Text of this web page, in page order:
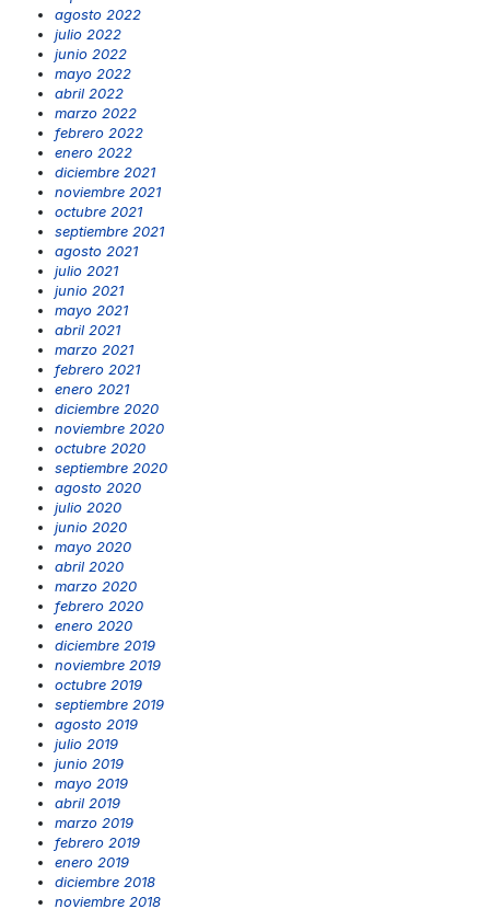
agosto 2022
julio 2022
junio 2022
mayo 2022
abril 2022
marzo 2022
febrero 2022
enero 2022
diciembre 2021
noviembre 2021
octubre 2021
septiembre 2021
agosto 2021
julio 2021
junio 2021
mayo 2021
abril 2021
marzo 2021
febrero 2021
enero 2021
diciembre 2020
noviembre 2020
octubre 2020
septiembre 2020
agosto 2020
julio 2020
junio 2020
mayo 2020
abril 2020
marzo 2020
febrero 2020
enero 2020
diciembre 2019
noviembre 2019
octubre 2019
septiembre 2019
agosto 2019
julio 2019
junio 2019
mayo 2019
abril 2019
marzo 2019
febrero 2019
enero 2019
diciembre 2018
noviembre 2018